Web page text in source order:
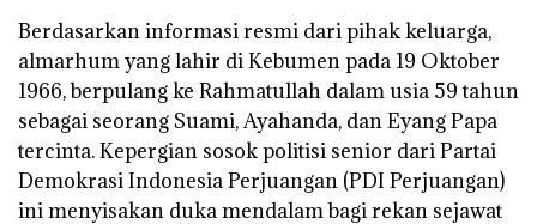
‎Berdasarkan informasi resmi dari pihak keluarga,
almarhum yang lahir di Kebumen pada 19 Oktober
1966, berpulang ke Rahmatullah dalam usia 59 tahun
sebagai seorang Suami, Ayahanda, dan Eyang Papa
tercinta. Kepergian sosok politisi senior dari Partai
Demokrasi Indonesia Perjuangan (PDI Perjuangan)
ini menyisakan duka mendalam bagi rekan sejawat